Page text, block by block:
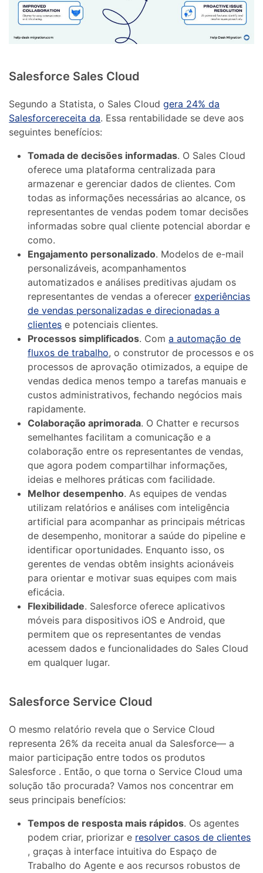
Salesforce Sales Cloud
Segundo a Statista, o Sales Cloudgera 24% da
Salesforcereceita da. Essa rentabilidade se deve aos
seguintes benefícios:
Tomada de decisões informadas. O Sales Cloud
oferece uma plataforma centralizada para
armazenar e gerenciar dados de clientes. Com
todas as informações necessárias ao alcance, os
representantes de vendas podem tomar decisões
informadas sobre qual cliente potencial abordar e
como.
Engajamento personalizado. Modelos de e-mail
personalizáveis, acompanhamentos
automatizados e análises preditivas ajudam os
representantes de vendas a oferecerexperiências
de vendas personalizadas e direcionadas a
clientes e potenciais clientes.
Processos simplificados. Coma automação de
fluxos de trabalho, o construtor de processos e os
processos de aprovação otimizados, a equipe de
vendas dedica menos tempo a tarefas manuais e
custos administrativos, fechando negócios mais
rapidamente.
Colaboração aprimorada. O Chatter e recursos
semelhantes facilitam a comunicação e a
colaboração entre os representantes de vendas,
que agora podem compartilhar informações,
ideias e melhores práticas com facilidade.
Melhor desempenho. As equipes de vendas
utilizam relatórios e análises com inteligência
artificial para acompanhar as principais métricas
de desempenho, monitorar a saúde do pipeline e
identificar oportunidades. Enquanto isso, os
gerentes de vendas obtêm insights acionáveis ​​
para orientar e motivar suas equipes com mais
eficácia.
Flexibilidade. Salesforce oferece aplicativos
móveis para dispositivos iOS e Android, que
permitem que os representantes de vendas
acessem dados e funcionalidades do Sales Cloud
em qualquer lugar.
Salesforce Service Cloud
O mesmo relatório revela que o Service Cloud
representa 26% da receita anual da Salesforce— a
maior participação entre todos os produtos
Salesforce . Então, o que torna o Service Cloud uma
solução tão procurada? Vamos nos concentrar em
seus principais benefícios:
Tempos de resposta mais rápidos. Os agentes
podem criar, priorizar e resolver casos de clientes
, graças à interface intuitiva do Espaço de
Trabalho do Agente e aos recursos robustos de